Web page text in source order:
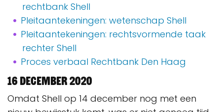
rechtbank Shell
Pleitaantekeningen: wetenschap Shell
Pleitaantekeningen: rechtsvormende taak
rechter Shell
Proces verbaal Rechtbank Den Haag
16 december 2020
Omdat Shell op 14 december nog met een